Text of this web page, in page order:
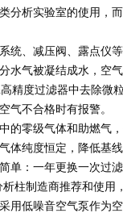
分析实验室的使用，
统、减压阀、露点仪
水气被凝结成水，空
精度过滤器中去除微
气不合格时有报警。
零级气体和助燃气
体纯度恒定，降低基
：一年更换一次过滤
柱制造商推荐和使用
用低噪音空气泵作为